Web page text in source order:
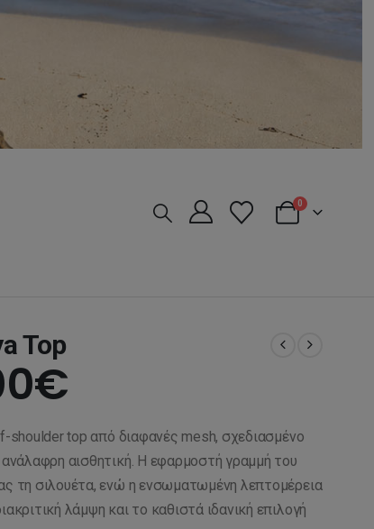
0
Top
€
τρέχουσα
τιμή
είναι:
shoulder top από διαφανές mesh, σχεδιασμένο
αισθητική. Η εφαρμοστή γραμμή του
τη σιλουέτα, ενώ η ενσωματωμένη λεπτομέρεια
λάμψη και το καθιστά ιδανική επιλογή